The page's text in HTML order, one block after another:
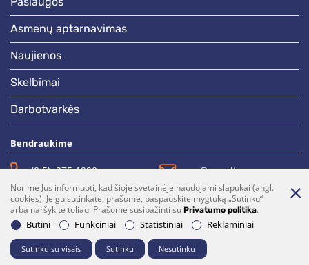
asmenų aptarnavimas
naujienos
skelbimai
darbotvarkės
Bendraukime
(0 5)  275 1990 vrsa@vrsa.lt
Facebook Youtube
Prenumerata Parašykite mums
© 2026 Visos teisės saugomos. Sprendimas:UAB "Fresh Media"
Norime Jus informuoti, kad šioje svetainėje naudojami slapukai (angl.
cookies). Jeigu sutinkate, prašome, paspauskite mygtuką „Sutinku“
arba naršykite toliau. Prašome susipažinti su Privatumo politika.
Būtini
Funkciniai Statistiniai Reklaminiai
Sutinku su visais Sutinku Nesutinku